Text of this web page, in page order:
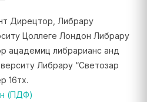
Дирецтор, Либрарy
Цоллеге Лондон Либрарy
ацадемиц либрарианс анд
Либрарy “Светозар
16тх.
(ПДФ)